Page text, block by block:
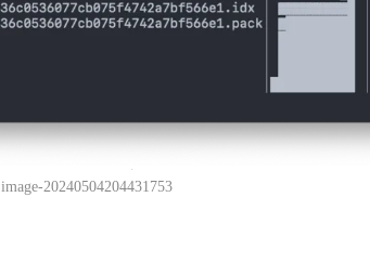
image-20240504204431753